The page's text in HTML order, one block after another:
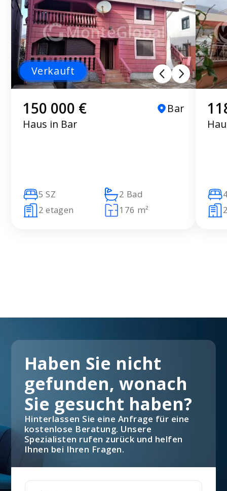
Verkauft
150 000 €
Bar
Haus in Bar
5 SZ
2 Bad
2 etagen
176 m²
Haben Sie nicht
gefunden, wonach
Sie gesucht haben?
Hinterlassen Sie eine Anfrage für eine
kostenlose Beratung. Unsere
Spezialisten rufen zurück und helfen
Ihnen bei Ihren Fragen.